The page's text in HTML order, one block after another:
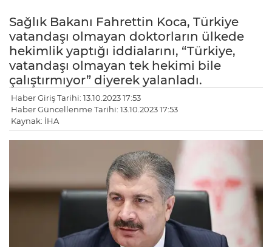
Sağlık Bakanı Fahrettin Koca, Türkiye
vatandaşı olmayan doktorların ülkede
hekimlik yaptığı iddialarını, “Türkiye,
vatandaşı olmayan tek hekimi bile
çalıştırmıyor” diyerek yalanladı.
Haber Giriş Tarihi: 13.10.2023 17:53
Haber Güncellenme Tarihi: 13.10.2023 17:53
Kaynak: İHA